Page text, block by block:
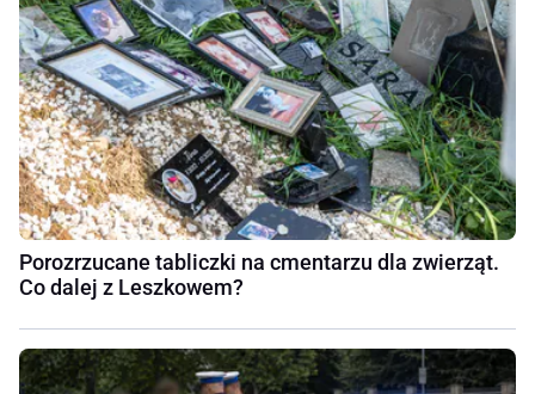
Porozrzucane tabliczki na cmentarzu dla zwierząt.
Co dalej z Leszkowem?